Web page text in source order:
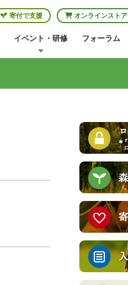
寄付で支援 オンラインストア
イベント・研修 フォーラム